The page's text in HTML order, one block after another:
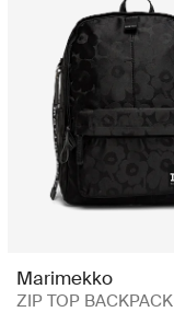
Marimekko
ZIP TOP BACKPACK